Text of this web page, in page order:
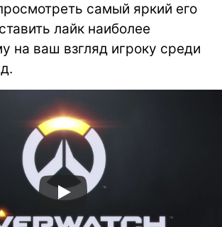
самый яркий его
лайк наиболее
на ваш взгляд игроку среди